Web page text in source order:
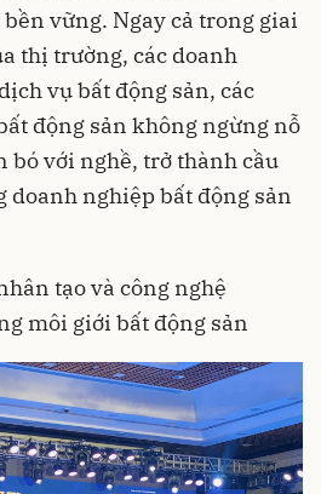
vững. Ngay cả trong giai
thị trường, các doanh
vụ bất động sản, các
động sản không ngừng nỗ
bó với nghề, trở thành cầu
doanh nghiệp bất động sản
tạo và công nghệ
môi giới bất động sản